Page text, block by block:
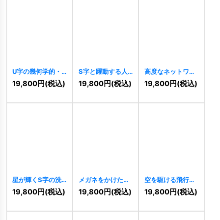
U字の幾何学的・
情熱的連結ロゴ
11235 ]
19,800円(税込)
S字と躍動する人
型が交差するダイ
ナミックロゴ
19,800円(税込)
高度なネットワー
クOロゴ[11231]
19,800円(税込)
星が輝くS字の洗
練ロゴ[11226]
19,800円(税込)
メガネをかけた笑
顔のミニバンロゴ
11223 ]
19,800円(税込)
空を駆ける飛行機
と星のグローバル
ロゴ 11220]
19,800円(税込)